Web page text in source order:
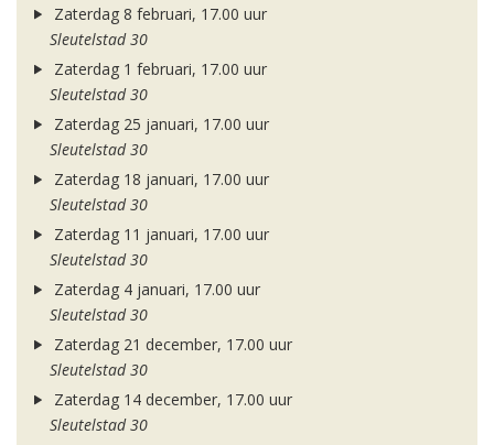
Zaterdag 8 februari, 17.00 uur
Sleutelstad 30
Zaterdag 1 februari, 17.00 uur
Sleutelstad 30
Zaterdag 25 januari, 17.00 uur
Sleutelstad 30
Zaterdag 18 januari, 17.00 uur
Sleutelstad 30
Zaterdag 11 januari, 17.00 uur
Sleutelstad 30
Zaterdag 4 januari, 17.00 uur
Sleutelstad 30
Zaterdag 21 december, 17.00 uur
Sleutelstad 30
Zaterdag 14 december, 17.00 uur
Sleutelstad 30